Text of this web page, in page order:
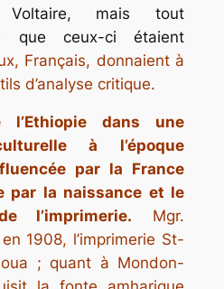
Voltaire, mais tout
que ceux-ci étaient
Français, donnaient à
d’analyse critique.
dans une
à l’époque
par la France
par la naissance et le
l’imprimerie. Mgr.
1908, l’imprimerie St-
; quant à Mondon-